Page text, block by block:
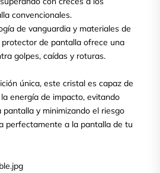
convencionales.
de vanguardia y materiales de
de pantalla ofrece una
golpes, caídas y roturas.
única, este cristal es capaz de
energía de impacto, evitando
y minimizando el riesgo
perfectamente a la pantalla de tu